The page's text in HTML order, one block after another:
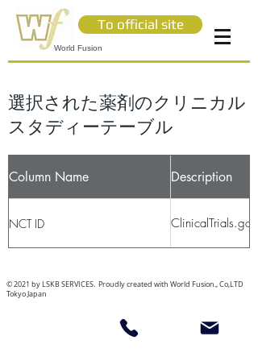
World Fusion
To official site
選択された薬剤のクリニカル
スタディーテーブル
Column Name Description
NCT ID ClinicalTrials.gov
© 2021 by LSKB SERVICES. Proudly created with World Fusion., Co,LTD
Tokyo Japan